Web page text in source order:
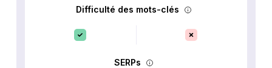
Difficulté des mots-clés
SERPs